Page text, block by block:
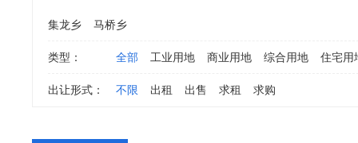
集龙乡 马桥乡
类型： 全部 工业用地 商业用地 综合用地 住宅用
出让形式： 不限 出租 出售 求租 求购